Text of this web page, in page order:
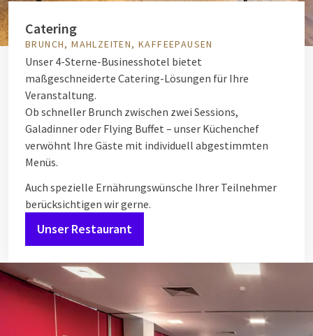
Catering
BRUNCH, MAHLZEITEN, KAFFEEPAUSEN
Unser 4-Sterne-Businesshotel bietet
maßgeschneiderte Catering-Lösungen für Ihre
Veranstaltung.
Ob schneller Brunch zwischen zwei Sessions,
Galadinner oder Flying Buffet – unser Küchenchef
verwöhnt Ihre Gäste mit individuell abgestimmten
Menüs.
Auch spezielle Ernährungswünsche Ihrer Teilnehmer
berücksichtigen wir gerne.
Unser Restaurant